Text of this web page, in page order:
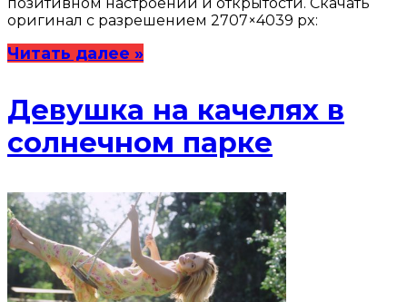
оригинал с разрешением 2707×4039 px:
Читать далее »
Девушка на качелях в
солнечном парке